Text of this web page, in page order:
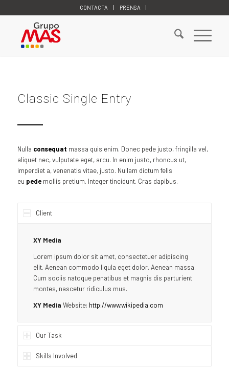
CONTACTA PRENSA
Classic Single Entry
Nulla consequat massa quis enim. Donec pede justo, fringilla vel,
aliquet nec, vulputate eget, arcu. In enim justo, rhoncus ut,
imperdiet a, venenatis vitae, justo. Nullam dictum felis
eu pedemollis pretium. Integer tincidunt. Cras dapibus.
Client
XY Media
Lorem ipsum dolor sit amet, consectetuer adipiscing
elit. Aenean commodo ligula eget dolor. Aenean massa.
Cum sociis natoque penatibus et magnis dis parturient
montes, nascetur ridiculus mus.
XY Media Website: http://www.wikipedia.com
Our Task
Skills Involved